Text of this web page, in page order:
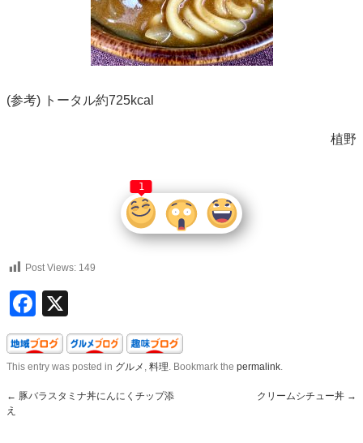
(参考) トータル約725kcal
植野
1
Post Views: 149
Facebook
This entry was posted in グルメ , 料理. Bookmark the permalink.
← 豚バラスタミナ丼にんにくチップ添
え
クリームシチュー丼 →